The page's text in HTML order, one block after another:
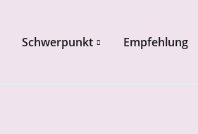
Schwerpunkt Empfehlung